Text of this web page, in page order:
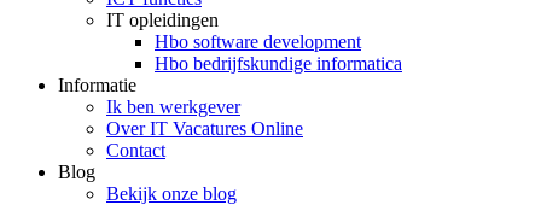
IT opleidingen
Hbo software development
Hbo bedrijfskundige informatica
Informatie
Ik ben werkgever
Over IT Vacatures Online
Contact
Blog
Bekijk onze blog